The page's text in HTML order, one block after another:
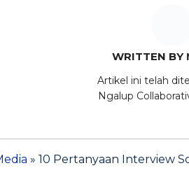
WRITTEN BY
Artikel ini telah
Ngalup
» 10 Pertanyaan Interview